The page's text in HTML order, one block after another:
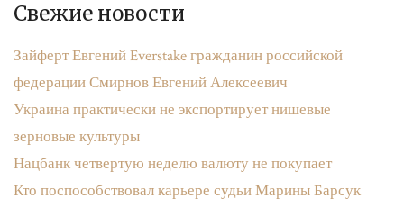
Свежие новости
Зайферт Евгений Everstake гражданин российской
федерации Смирнов Евгений Алексеевич
Украина практически не экспортирует нишевые
зерновые культуры
Нацбанк четвертую неделю валюту не покупает
Кто поспособствовал карьере судьи Марины Барсук